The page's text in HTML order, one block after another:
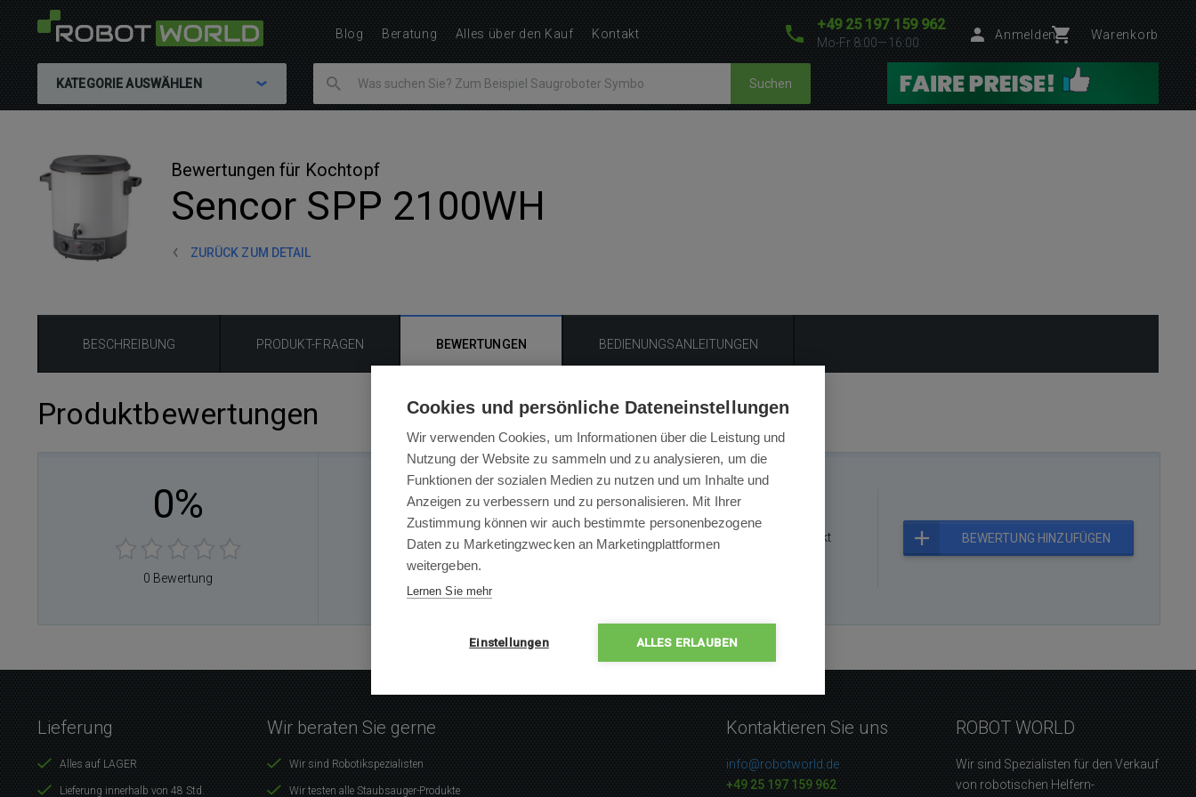
+49 25 197 159 962
Mo-Fr 8:00—16:00
Anmelden Warenkorb
KATEGORIE AUSWÄHLEN Suchen
Bewertungen für Kochtopf
Sencor SPP 2100WH
ZURÜCK ZUM DETAIL
BESCHREIBUNG PRODUKT-FRAGEN BEWERTUNGEN BEDIENUNGSANLEITUNGEN
Produktbewertungen
0%
0 Bewertung
×
0 % Leute empfehlen das Produkt BEWERTUNG HINZUFÜGEN
Blog Beratung Alles über den Kauf Kontakt
Lieferung
Alles auf LAGER
Lieferung innerhalb von 48 Std.
Wir beraten Sie gerne
Wir sind Robotikspezialisten
Wir testen alle Staubsauger-Produkte
Kontaktieren Sie uns
info@robotworld.de
+49 25 197 159 962
ROBOT WORLD
Wir sind Spezialisten für den Verkauf
von robotischen Helfern-
Cookies und persönliche Dateneinstellungen
Wir verwenden Cookies, um Informationen über die Leistung und
Nutzung der Website zu sammeln und zu analysieren, um die
Funktionen der sozialen Medien zu nutzen und um Inhalte und
Anzeigen zu verbessern und zu personalisieren. Mit Ihrer
Zustimmung können wir auch bestimmte personenbezogene
Daten zu Marketingzwecken an Marketingplattformen
weitergeben.
Lernen Sie mehr
Einstellungen ALLES ERLAUBEN